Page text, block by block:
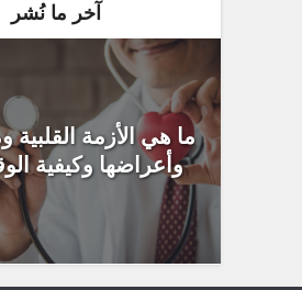
آخر ما نُشر
ما هي الأزمة القلبية
وأعراضها وكيفية